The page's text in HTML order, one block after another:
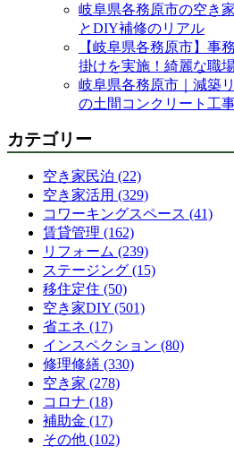
岐阜県各務原市の空き
とDIY補修のリアル
【岐阜県各務原市】事
掛けを実施！綺麗な職
岐阜県各務原市｜減築
の土間コンクリート工
カテゴリー
空き家民泊 (22)
空き家活用 (329)
コワーキングスペース (41)
賃貸管理 (162)
リフォーム (239)
ステージング (15)
移住定住 (50)
空き家DIY (501)
省エネ (17)
インスペクション (80)
修理修繕 (330)
空き家 (278)
コロナ (18)
補助金 (17)
その他 (102)